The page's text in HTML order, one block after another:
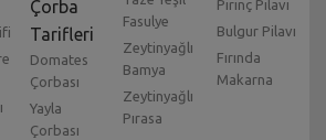
Çorba
Tarifleri
Domates
Çorbası
Yayla
Çorbası
Fasulye
Zeytinyağlı
Bamya
Zeytinyağlı
Pırasa
Pirinç Pilavı
Bulgur Pilavı
Fırında
Makarna